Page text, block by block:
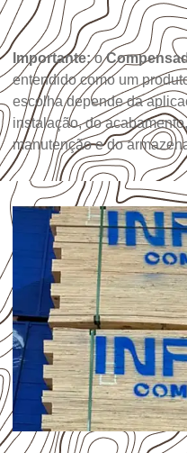
Importante:o
entendido como um
escolha depende da
instalação, do
manutenção e do